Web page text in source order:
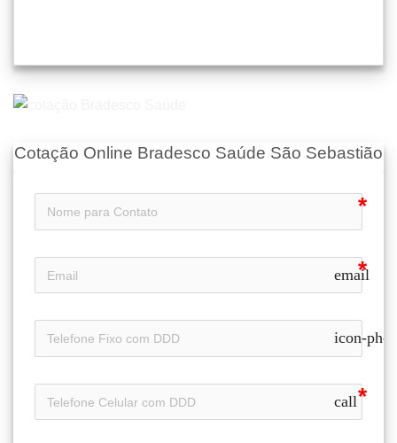
Cotação Online Bradesco Saúde São Sebastião
email
icon-
call